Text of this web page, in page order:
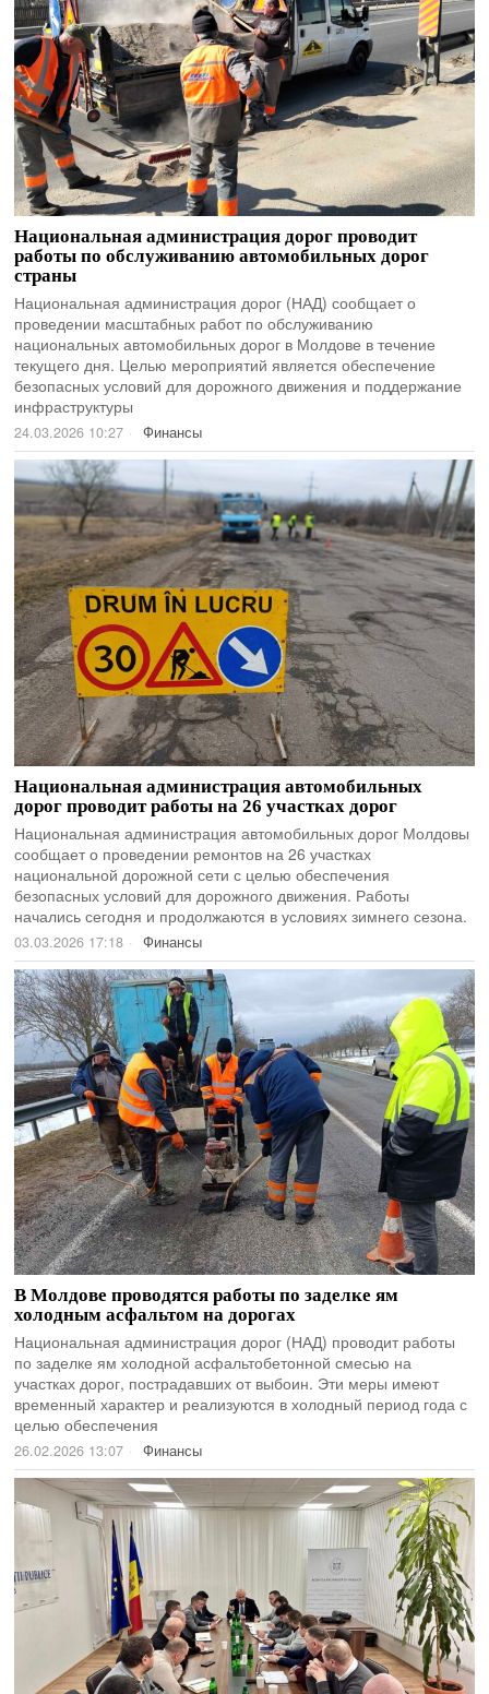
Национальная администрация дорог проводит
работы по обслуживанию автомобильных дорог
страны
Национальная администрация дорог (НАД) сообщает о
проведении масштабных работ по обслуживанию
национальных автомобильных дорог в Молдове в течение
текущего дня. Целью мероприятий является обеспечение
безопасных условий для дорожного движения и поддержание
инфраструктуры
24.03.2026 10:27 Финансы
Национальная администрация автомобильных
дорог проводит работы на 26 участках дорог
Национальная администрация автомобильных дорог Молдовы
сообщает о проведении ремонтов на 26 участках
национальной дорожной сети с целью обеспечения
безопасных условий для дорожного движения. Работы
начались сегодня и продолжаются в условиях зимнего сезона.
03.03.2026 17:18 Финансы
В Молдове проводятся работы по заделке ям
холодным асфальтом на дорогах
Национальная администрация дорог (НАД) проводит работы
по заделке ям холодной асфальтобетонной смесью на
участках дорог, пострадавших от выбоин. Эти меры имеют
временный характер и реализуются в холодный период года с
целью обеспечения
26.02.2026 13:07 Финансы